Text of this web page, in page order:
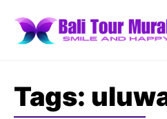
content
Tags: